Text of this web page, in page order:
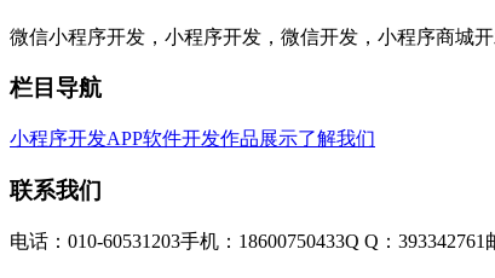
微信小程序开发，小程序开发，微信开发，小程序商城
栏目导航
小程序开发APP软件开发作品展示了解我们
联系我们
电话：010-60531203手机：18600750433Q Q：393342761